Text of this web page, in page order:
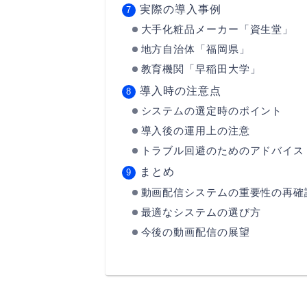
実際の導入事例
大手化粧品メーカー「資生堂」
地方自治体「福岡県」
教育機関「早稲田大学」
導入時の注意点
システムの選定時のポイント
導入後の運用上の注意
トラブル回避のためのアドバイス
まとめ
動画配信システムの重要性の再確
最適なシステムの選び方
今後の動画配信の展望